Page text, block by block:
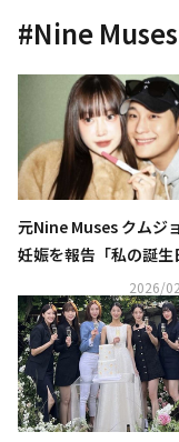
#Nine Muses
元Nine Muses クムジ
妊娠を報告「私の誕生
2026/